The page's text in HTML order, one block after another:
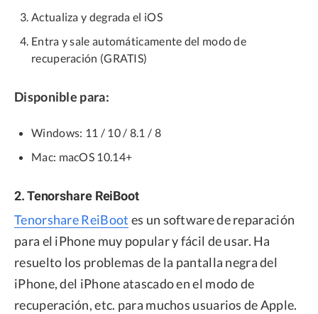
Actualiza y degrada el iOS
Entra y sale automáticamente del modo de
recuperación (GRATIS)
Disponible para:
Windows: 11 / 10 / 8.1 / 8
Mac: macOS 10.14+
2. Tenorshare ReiBoot
Tenorshare ReiBoot es un software de reparación
para el iPhone muy popular y fácil de usar. Ha
resuelto los problemas de la pantalla negra del
iPhone, del iPhone atascado en el modo de
recuperación, etc. para muchos usuarios de Apple.